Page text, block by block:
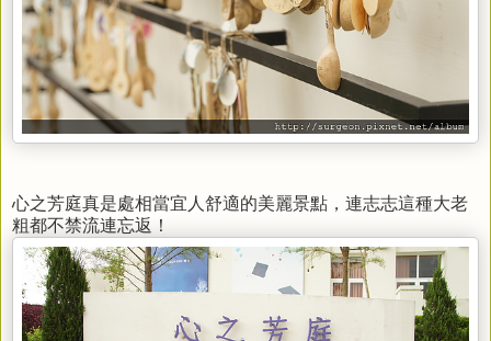
心之芳庭真是處相當宜人舒適的美麗景點，連志志這種大老
粗都不禁流連忘返！